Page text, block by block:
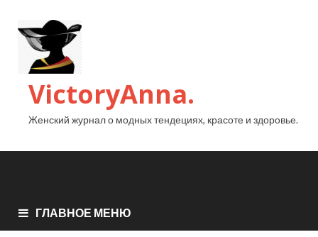
VictoryAnna.
Женский журнал о модных тендециях, красоте и здоровье.
ГЛАВНОЕ МЕНЮ